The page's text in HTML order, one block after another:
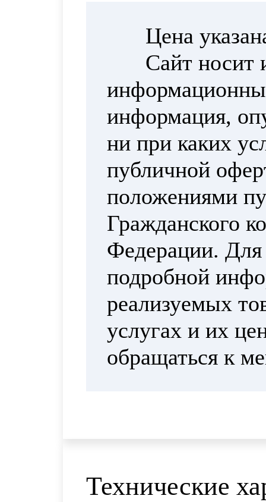
Цена
Сайт носит
информация,
ни при каких
публичной
положениями
Гражданского
Федерации. Для
подробной
реализуемых
услугах и их
обращаться к
Технические